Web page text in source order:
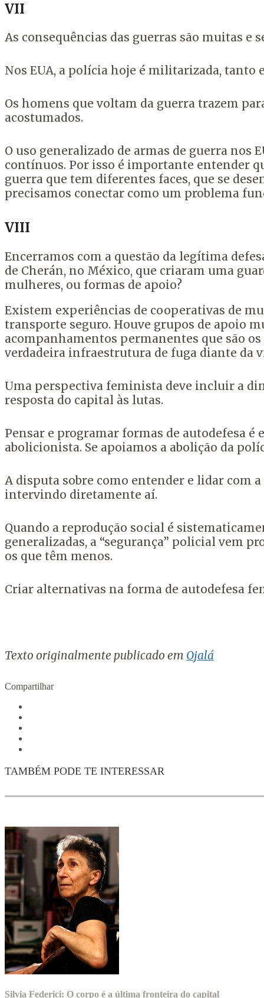
VII
As consequências das guerras são muitas e
Nos EUA, a polícia hoje é militarizada, tanto
Os homens que voltam da guerra trazem
acostumados.
O uso generalizado de armas de guerra nos
contínuos. Por isso é importante entender
guerra que tem diferentes faces, que se
precisamos conectar como um problema
VIII
Encerramos com a questão da legítima
de Cherán, no México, que criaram uma
mulheres, ou formas de apoio?
Existem experiências de cooperativas de
transporte seguro. Houve grupos de apoio
acompanhamentos permanentes que são
verdadeira infraestrutura de fuga diante da
Uma perspectiva feminista deve incluir a
resposta do capital às lutas.
Pensar e programar formas de autodefesa
abolicionista. Se apoiamos a abolição da
A disputa sobre como entender e lidar com
intervindo diretamente aí.
Quando a reprodução social é
generalizadas, a “segurança” policial vem
os que têm menos.
Criar alternativas na forma de autodefesa
Texto originalmente publicado em Ojalá
Compartilhar
TAMBÉM PODE TE INTERESSAR
Silvia Federici: O corpo é a última fronteira do capital